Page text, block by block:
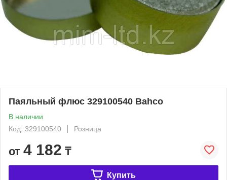
Паяльный флюс 329100540 Bahco
В наличии
Код: 329100540
Розница
от 4 182 ₸
Купить